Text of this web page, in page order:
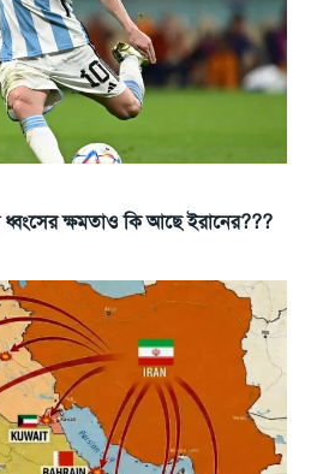
ক্ষমতাও কি আছে ইরানের???